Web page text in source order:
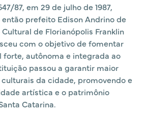
87, em 29 de julho de 1987,
prefeito Edison Andrino de
de Florianópolis Franklin
com o objetivo de fomentar
autônoma e integrada ao
passou a garantir maior
da cidade, promovendo e
artística e o patrimônio
Catarina.